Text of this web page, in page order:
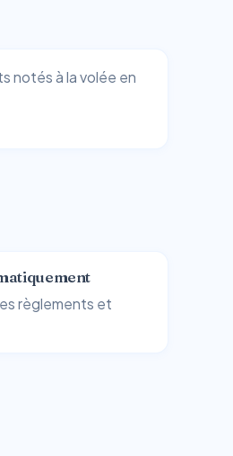
notés à la volée en
règlements et